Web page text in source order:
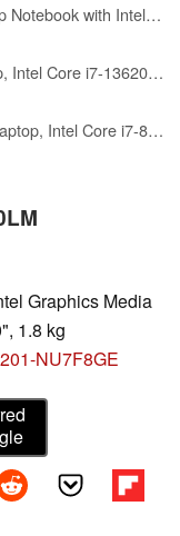
Dell Latitude 7420 FHD Laptop Notebook with Intel Core i7 11th Gen Processor (16GB Ram, 512GB SSD, WiFi, Bluetooth) Windows 11 Pro - Carbon Fiber (Renewed)
Lenovo 2026 Premium Laptop, Intel Core i7-13620H (Beat i7-1355U), 16GB DDR5, 512GB SSD, 15" FHD+ Copilot AI PC, Windows 11 – for Power Business Multitasker
Dell Latitude 5400 Business Laptop, Intel Core i7-8665 (up to 4.8GHz), 8GB RAM, 256 GB SSD, 14in FHD(1920×1080) Notebook, Windows 11 Pro (Renewed)
Graphics Media
1.8 kg
NU7F8GE